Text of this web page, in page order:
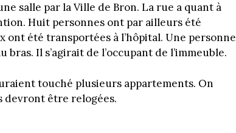
salle par la Ville de Bron. La rue a quant à
Huit personnes ont par ailleurs été
ont été transportées à l’hôpital. Une personne
Il s’agirait de l’occupant de l’immeuble.
touché plusieurs appartements. On
devront être relogées.